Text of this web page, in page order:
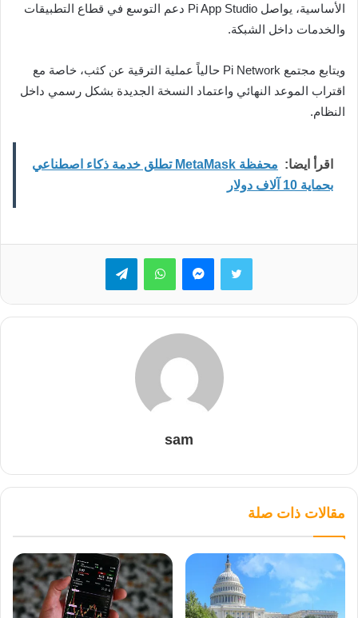
الأساسية، يواصل Pi App Studio دعم التوسع في قطاع التطبيقات
والخدمات داخل الشبكة.
ويتابع مجتمع Pi Network حالياً عملية الترقية عن كثب، خاصة مع
اقتراب الموعد النهائي واعتماد النسخة الجديدة بشكل رسمي داخل
النظام.
اقرأ ايضا:
محفظة MetaMask تطلق خدمة ذكاء اصطناعي
بحماية 10 آلاف دولار
تويتر ماسنجرواتساب تيلقرام
sam
مقالات ذات صلة